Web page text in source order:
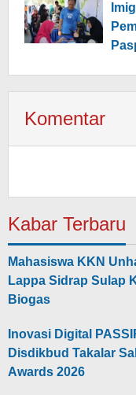
Komentar
Kabar Terbaru
Mahasiswa KKN
Lappa Sidrap Sulap
Biogas
Inovasi Digital
Disdikbud Takalar
Awards 2026